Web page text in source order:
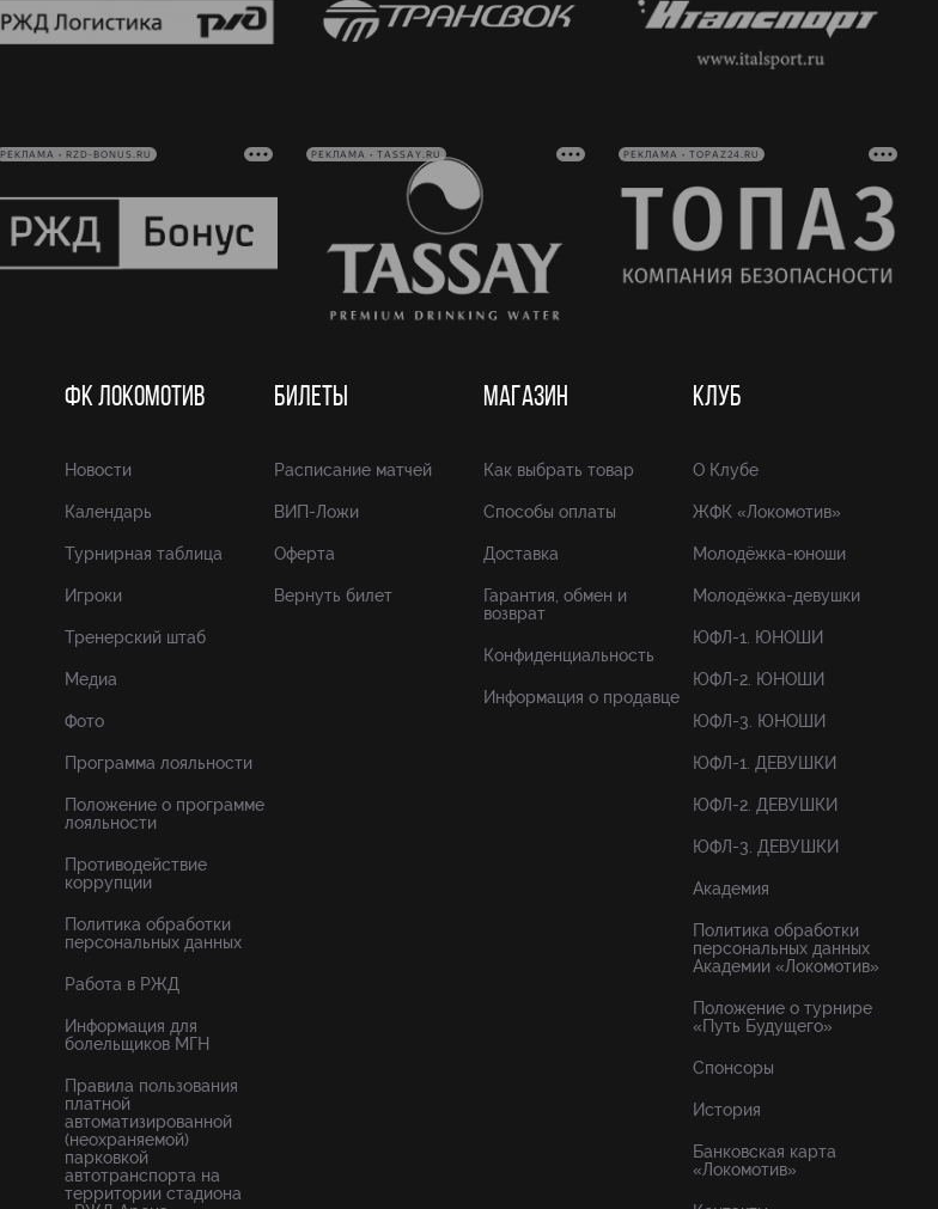
РЕКЛАМА • RZD-BONUS.RU РЕКЛАМА • TASSAY.RU РЕКЛАМА • TOPAZ24.RU
ФК ЛОКОМОТИВ
Новости
Календарь
Турнирная таблица
Игроки
Тренерский штаб
Медиа
Фото
Программа лояльности
Положение о программе
лояльности
Противодействие
коррупции
Политика обработки
персональных данных
Работа в РЖД
Информация для
болельщиков МГН
Правила пользования
платной
автоматизированной
(неохраняемой)
парковкой
автотранспорта на
территории стадиона
БИЛЕТЫ
Расписание матчей
ВИП-Ложи
Оферта
Вернуть билет
МАГАЗИН
Как выбрать товар
Способы оплаты
Доставка
Гарантия, обмен и
возврат
Конфиденциальность
Информация о продавце
КЛУБ
О Клубе
ЖФК «Локомотив»
Молодёжка-юноши
Молодёжка-девушки
ЮФЛ-1. ЮНОШИ
ЮФЛ-2. ЮНОШИ
ЮФЛ-3. ЮНОШИ
ЮФЛ-1. ДЕВУШКИ
ЮФЛ-2. ДЕВУШКИ
ЮФЛ-3. ДЕВУШКИ
Академия
Политика обработки
персональных данных
Академии «Локомотив»
Положение о турнире
«Путь Будущего»
Спонсоры
История
Банковская карта
«Локомотив»